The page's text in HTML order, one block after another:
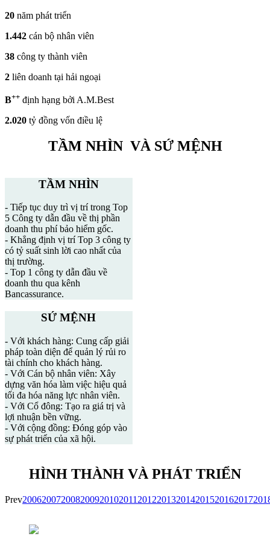
20 năm phát triển
1.442 cán bộ nhân viên
38 công ty thành viên
2 liên doanh tại hải ngoại
B++ định hạng bởi A.M.Best
2.020 tỷ đồng vốn điều lệ
TẦM NHÌN VÀ SỨ MỆNH
TẦM NHÌN
- Tiếp tục duy trì vị trí trong Top
5 Công ty dẫn đầu về thị phần
doanh thu phí bảo hiểm gốc.
- Khẳng định vị trí Top 3 công ty
có tỷ suất sinh lời cao nhất của
thị trường.
- Top 1 công ty dẫn đầu về
doanh thu qua kênh
Bancassurance.
SỨ MỆNH
- Với khách hàng: Cung cấp giải
pháp toàn diện để quản lý rủi ro
tài chính cho khách hàng.
- Với Cán bộ nhân viên: Xây
dựng văn hóa làm việc hiệu quả
tối đa hóa năng lực nhân viên.
- Với Cổ đông: Tạo ra giá trị và
lợi nhuận bền vững.
- Với cộng đồng: Đóng góp vào
sự phát triển của xã hội.
HÌNH THÀNH VÀ PHÁT TRIỂN
Prev200620072008200920102011 201220132014201520162017